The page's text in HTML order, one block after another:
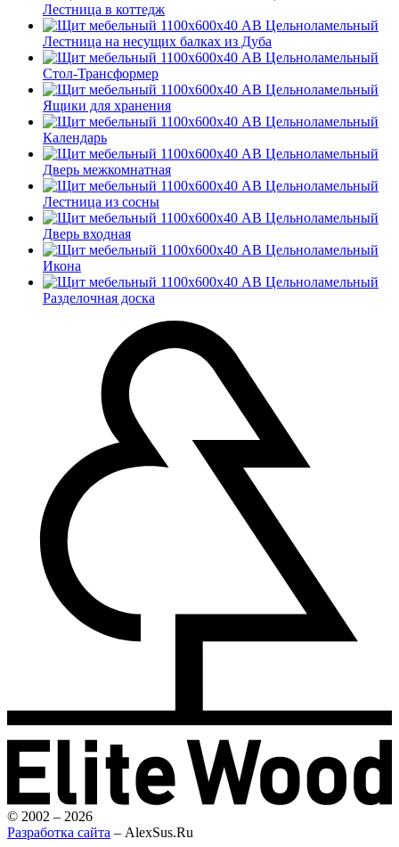
Лестница в коттедж
Лестница на несущих балках из Дуба
Стол-Трансформер
Ящики для хранения
Календарь
Дверь межкомнатная
Лестница из сосны
Дверь входная
Икона
Разделочная доска
© 2002 – 2026
Разработка сайта – AlexSus.Ru